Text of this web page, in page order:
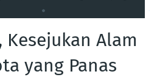
Alam
yang Panas